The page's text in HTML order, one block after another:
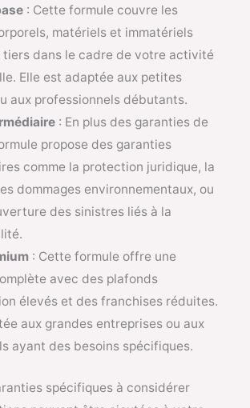
: Cette formule couvre les
matériels et immatériels
tiers dans le cadre de votre activité
Elle est adaptée aux petites
aux professionnels débutants.
: En plus des garanties de
propose des garanties
comme la protection juridique, la
dommages environnementaux, ou
des sinistres liés à la
: Cette formule offre une
avec des plafonds
élevés et des franchises réduites.
aux grandes entreprises ou aux
ayant des besoins spécifiques.
spécifiques à considérer